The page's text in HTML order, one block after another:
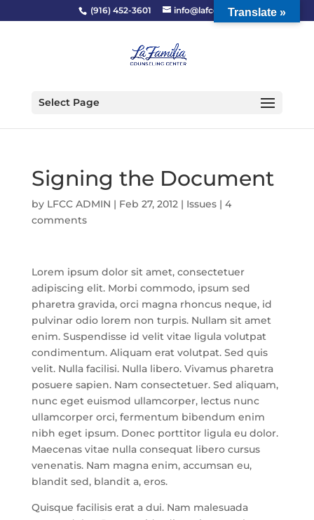
(916) 452-3601 info@lafcc.org
Select Page
Signing the Document
by LFCC ADMIN | Feb 27, 2012| Issues| 4
comments
Lorem ipsum dolor sit amet, consectetuer
adipiscing elit. Morbi commodo, ipsum sed
pharetra gravida, orci magna rhoncus neque, id
pulvinar odio lorem non turpis. Nullam sit amet
enim. Suspendisse id velit vitae ligula volutpat
condimentum. Aliquam erat volutpat. Sed quis
velit. Nulla facilisi. Nulla libero. Vivamus pharetra
posuere sapien. Nam consectetuer. Sed aliquam,
nunc eget euismod ullamcorper, lectus nunc
ullamcorper orci, fermentum bibendum enim
nibh eget ipsum. Donec porttitor ligula eu dolor.
Maecenas vitae nulla consequat libero cursus
venenatis. Nam magna enim, accumsan eu,
blandit sed, blandit a, eros.
Quisque facilisis erat a dui. Nam malesuada
Translate »